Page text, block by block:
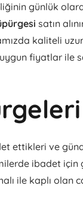
günlük
satın
kaliteli
fiyatlar ile
ettikleri ve
ibadet için
ile kaplı olan